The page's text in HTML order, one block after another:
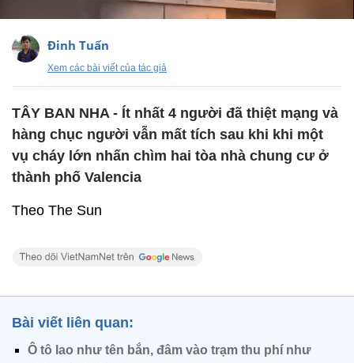
Đinh Tuấn
Xem các bài viết của tác giả
TÂY BAN NHA - Ít nhất 4 người đã thiệt mạng và
hàng chục người vẫn mất tích sau khi khi một
vụ cháy lớn nhấn chìm hai tòa nhà chung cư ở
thành phố Valencia
Theo The Sun
Bài viết liên quan:
Ô tô lao như tên bắn, đâm vào trạm thu phí như